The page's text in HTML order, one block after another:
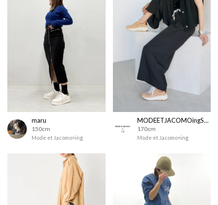
maru
150cm
Mode et Jacomo×ing
MODEETJACOMOingSTAFF
170cm
Mode et Jacomo×ing